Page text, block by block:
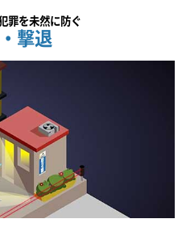
罪を未然に防ぐ
撃退